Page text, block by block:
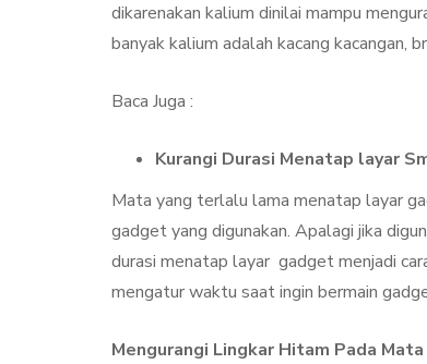
dikarenakan kalium dinilai mampu
banyak kalium adalah kacang kacangan,
Baca Juga :
Kurangi Durasi Menatap layar
Mata yang terlalu lama menatap layar
gadget yang digunakan. Apalagi jika
durasi menatap layar gadget menjadi
mengatur waktu saat ingin bermain
Mengurangi Lingkar Hitam Pada Mata